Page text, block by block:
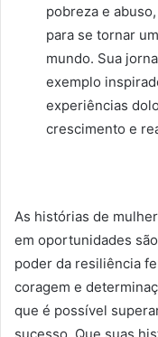
pobreza e
para se tornar
mundo. Sua
exemplo
experiências
crescimento e
As histórias de
em oportunidades
poder da resiliência
coragem e
que é possível